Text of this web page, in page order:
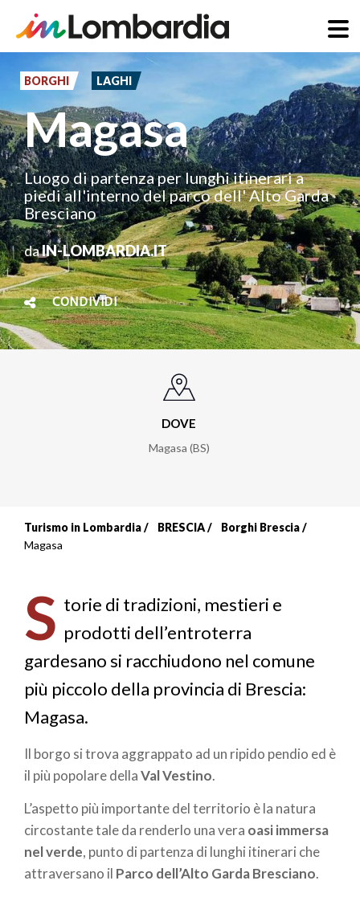
contenuto
principale
BORGHI LAGHI
Magasa
Luogo di partenza per lunghi itinerari a
piedi all'interno del parco dell' Alto Garda
Bresciano
daIN-LOMBARDIA.IT
CONDIVIDI
DOVE
Magasa (BS)
Briciole
pane
Turismo in Lombardia BRESCIA
Borghi Brescia
Magasa
S torie di tradizioni, mestieri e
prodotti dell’entroterra
gardesano si racchiudono nel comune
più piccolo della provincia di Brescia:
Magasa.
Il borgo si trova aggrappato ad un ripido pendio ed è
il più popolare dellaVal Vestino.
L’aspetto più importante del territorio è la natura
circostante tale da renderlo una vera oasi immersa
nel verde, punto di partenza di lunghi itinerari che
attraversano il Parco dell’Alto Garda Bresciano.